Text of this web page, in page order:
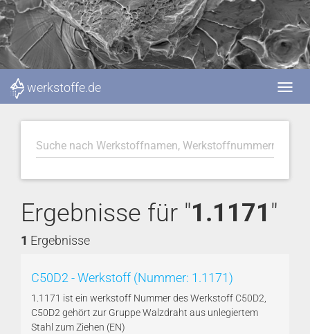
werkstoffe.de
Ergebnisse für "1.1171 "
1 Ergebnisse
C50D2 - Werkstoff (Nummer: 1.1171)
1.1171 ist ein werkstoff Nummer des Werkstoff C50D2,
C50D2 gehört zur Gruppe Walzdraht aus unlegiertem
Stahl zum Ziehen (EN)